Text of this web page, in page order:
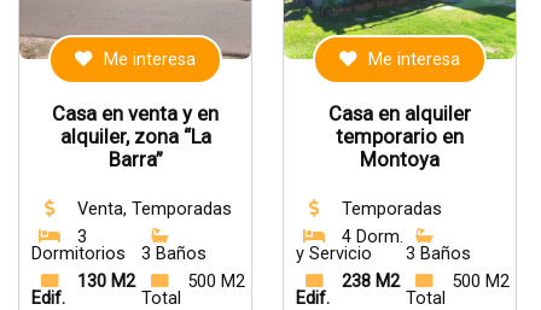
Me interesa
Casa en venta y en
alquiler, zona “La
Barra”
Venta, Temporadas
3
Dormitorios
3 Baños
130 M2
Edif.
500 M2
Total
Me interesa
Casa en alquiler
temporario en
Montoya
Temporadas
4 Dorm.
y Servicio
3 Baños
238 M2
Edif.
500 M2
Total